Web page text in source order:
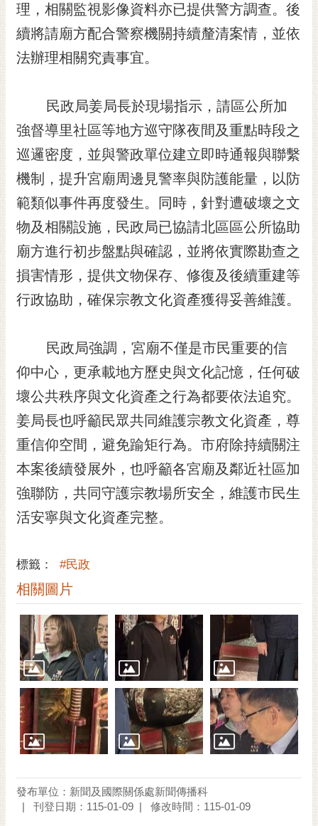
桐
花
祭
導
覽
訂
閱
RSS
訂
閱
電
子
報
箱
English
日
本
語
隱
私
權
安
政
策
網
站
資
料
開
放
告
市
府
交
理，相關監視影像資料亦已提供警方調查。後
續將請廟方配合警察機關持續釐清案情，並依
法辦理相關究責事宜。
民政局姜局長於現場指示，請區公所加
強督導里社區等地方巡守隊夜間及重點時段之
巡邏密度，並與警政單位建立即時通報與聯繫
機制，提升宮廟周邊見警率與防護能量，以防
範類似事件再度發生。同時，針對遭破壞之文
物及相關設施，民政局已協請北區區公所協助
廟方進行初步盤點與確認，並將依實際勘查之
損害情形，提供文物保存、修復及後續重建等
行政協助，確保宗教文化資產獲得妥善維護。
民政局強調，宮廟不僅是市民重要的信
仰中心，更承載地方歷史與文化記憶，任何破
壞公共秩序與文化資產之行為都要依法追究。
姜局長也呼籲民眾共同維護宗教文化資產，尊
重信仰空間，避免踰矩行為。市府除持續關注
本案後續發展外，也呼籲各宮廟及鄰近社區加
強聯防，共同守護宗教場所安全，維護市民生
活安寧與文化資產完整。
標籤： #民政
相關圖片
發布單位：新聞及國際關係處新聞傳播科
刊登日期：115-01-09
修改時間：115-01-09